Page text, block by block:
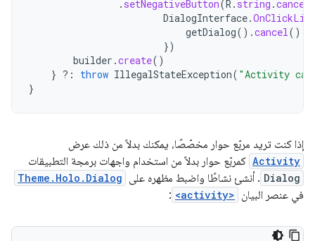
. setNegativeButton( R . string .cancel
DialogInterface.
getDialog().cancel ()
})
builder .create()
} ?: throw IllegalStateException( "Activity
}
إذا كنت تريد مربّع حوار مخصّصًا، يمكنك بدلاً من ذلك عرض
Activity كمربّع حوار بدلاً من استخدام واجهات برمجة التطبيقات
Dialog . أنشئ نشاطًا واضبط مظهره على Theme.Holo.Dialog
في عنصر البيان <activity>
: